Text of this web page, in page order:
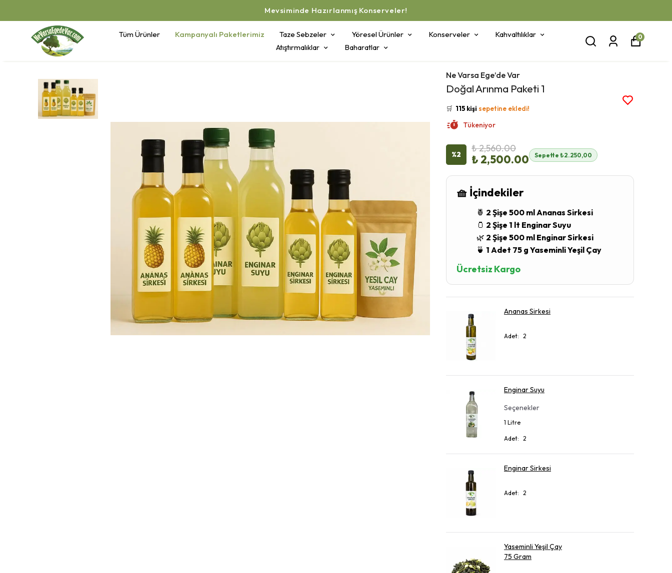
Mevsiminde Hazırlanmış Konserveler!
Tüm Ürünler Kampanyalı Paketlerimiz Taze Sebzeler Yöresel Ürünler Konserveler
Kahvaltılıklar
Atıştırmalıklar
Baharatlar
0
Ne Varsa Ege’de Var
Doğal Arınma Paketi 1
👀 Şu an24 kişi
inceliyor!
Bu ürünü
🛒 115 kişi sepetine ekledi!
Bugün
Tükeniyor
%2
₺ 2,560.00
₺ 2,500.00 Sepette ₺2.250,00
🧺 İçindekiler
🍍 2 Şişe 500 ml Ananas Sirkesi
🫙 2 Şişe 1 lt Enginar Suyu
🌿 2 Şişe 500 ml Enginar Sirkesi
🍵 1 Adet 75 g Yaseminli Yeşil Çay
Ücretsiz Kargo
Ananas Sirkesi
Adet: 2
Enginar Suyu
Seçenekler
1 Litre
Adet: 2
Enginar Sirkesi
Adet: 2
Yaseminli Yeşil Çay
75 Gram